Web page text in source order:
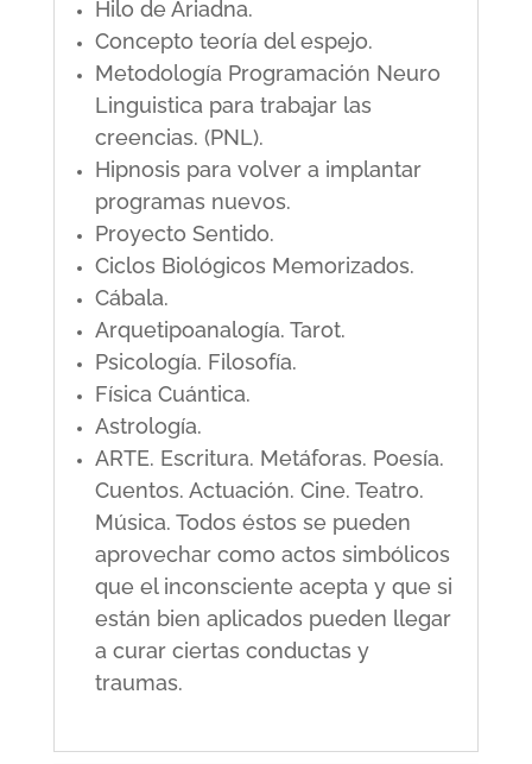
Hilo de Ariadna.
Concepto teoría del espejo.
Metodología Programación Neuro
Linguistica para trabajar las
creencias. (PNL).
Hipnosis para volver a implantar
programas nuevos.
Proyecto Sentido.
Ciclos Biológicos Memorizados.
Cábala.
Arquetipoanalogía. Tarot.
Psicología. Filosofía.
Física Cuántica.
Astrología.
ARTE. Escritura. Metáforas. Poesía.
Cuentos. Actuación. Cine. Teatro.
Música. Todos éstos se pueden
aprovechar como actos simbólicos
que el inconsciente acepta y que si
están bien aplicados pueden llegar
a curar ciertas conductas y
traumas.